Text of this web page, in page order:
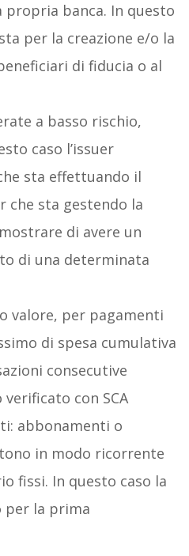
banca. In questo
per la creazione e/o la
di fiducia o al
a basso rischio,
caso l’issuer
sta effettuando il
che sta gestendo la
di avere un
di una determinata
valore, per pagamenti
di spesa cumulativa
consecutive
con SCA
abbonamenti o
in modo ricorrente
fissi. In questo caso la
per la prima